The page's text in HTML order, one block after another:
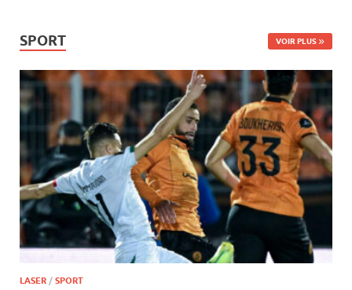
SPORT VOIR PLUS
LASER / SPORT